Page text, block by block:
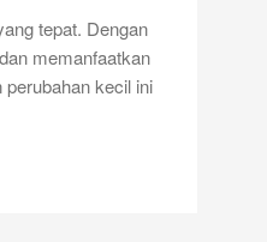
tepat. Dengan
memanfaatkan
kecil ini